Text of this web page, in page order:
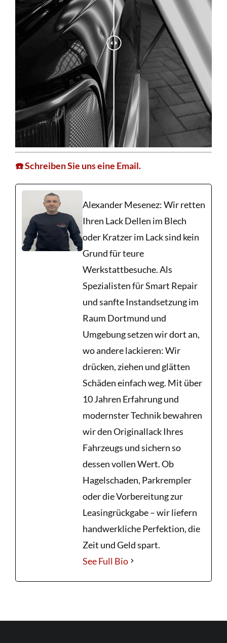
☎️ Schreiben Sie uns eine Email.
Alexander Mesenez: Wir retten
Ihren Lack Dellen im Blech
oder Kratzer im Lack sind kein
Grund für teure
Werkstattbesuche. Als
Spezialisten für Smart Repair
und sanfte Instandsetzung im
Raum Dortmund und
Umgebung setzen wir dort an,
wo andere lackieren: Wir
drücken, ziehen und glätten
Schäden einfach weg. Mit über
10 Jahren Erfahrung und
modernster Technik bewahren
wir den Originallack Ihres
Fahrzeugs und sichern so
dessen vollen Wert. Ob
Hagelschaden, Parkrempler
oder die Vorbereitung zur
Leasingrückgabe – wir liefern
handwerkliche Perfektion, die
Zeit und Geld spart.
See Full Bio